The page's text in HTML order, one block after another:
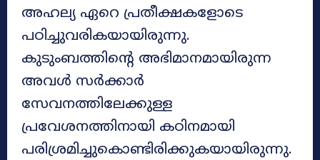
അഹല്യ ഏറെ പ്രതീക്ഷകളോടെ
പഠിച്ചുവരികയായിരുന്നു.
കുടുംബത്തിന്റെ അഭിമാനമായിരുന്ന
അവൾ സർക്കാർ
സേവനത്തിലേക്കുള്ള
പ്രവേശനത്തിനായി കഠിനമായി
പരിശ്രമിച്ചുകൊണ്ടിരിക്കുകയായിരുന്നു.